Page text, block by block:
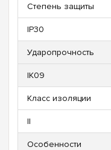
Степень защиты
IP30
Ударопрочность
IK09
Класс изоляции
II
Особенности